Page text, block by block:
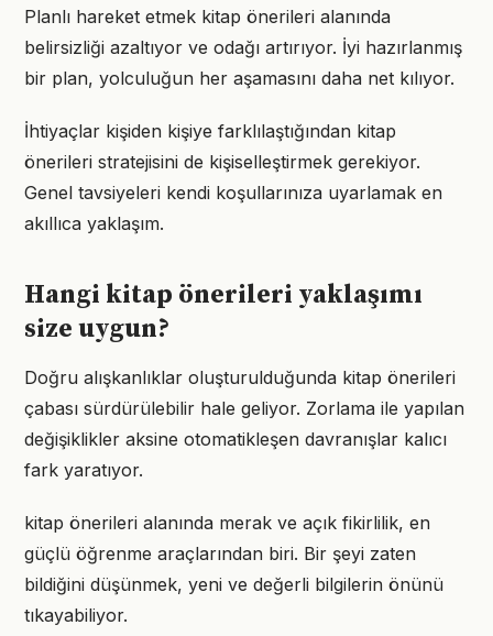
Planlı hareket etmek kitap önerileri alanında
belirsizliği azaltıyor ve odağı artırıyor. İyi hazırlanmış
bir plan, yolculuğun her aşamasını daha net kılıyor.
İhtiyaçlar kişiden kişiye farklılaştığından kitap
önerileri stratejisini de kişiselleştirmek gerekiyor.
Genel tavsiyeleri kendi koşullarınıza uyarlamak en
akıllıca yaklaşım.
Hangi kitap önerileri yaklaşımı
size uygun?
Doğru alışkanlıklar oluşturulduğunda kitap önerileri
çabası sürdürülebilir hale geliyor. Zorlama ile yapılan
değişiklikler aksine otomatikleşen davranışlar kalıcı
fark yaratıyor.
kitap önerileri alanında merak ve açık fikirlilik, en
güçlü öğrenme araçlarından biri. Bir şeyi zaten
bildiğini düşünmek, yeni ve değerli bilgilerin önünü
tıkayabiliyor.